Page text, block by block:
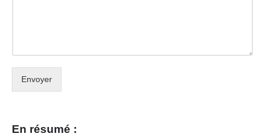
Envoyer
En résumé :